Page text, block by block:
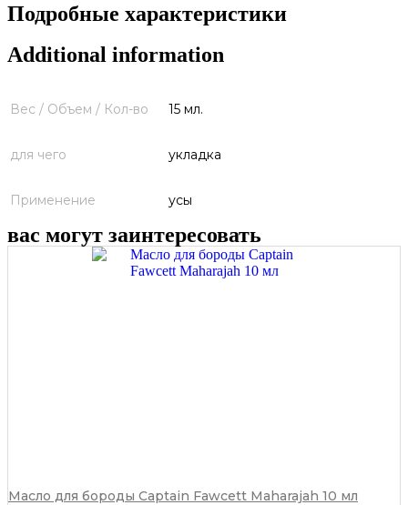
Подробные характеристики
Additional information
Вес / Объем / Кол-во 15 мл.
для чего укладка
Применение усы
вас могут заинтересовать
Масло для бороды Captain Fawcett Maharajah 10 мл